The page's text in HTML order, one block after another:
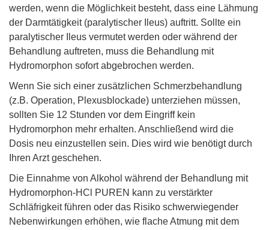
werden, wenn die Möglichkeit besteht, dass eine Lähmung
der Darmtätigkeit (paralytischer Ileus) auftritt. Sollte ein
paralytischer Ileus vermutet werden oder während der
Behandlung auftreten, muss die Behandlung mit
Hydromorphon sofort abgebrochen werden.
Wenn Sie sich einer zusätzlichen Schmerzbehandlung
(z.B. Operation, Plexusblockade) unterziehen müssen,
sollten Sie 12 Stunden vor dem Eingriff kein
Hydromorphon mehr erhalten. Anschließend wird die
Dosis neu einzustellen sein. Dies wird wie benötigt durch
Ihren Arzt geschehen.
Die Einnahme von Alkohol während der Behandlung mit
Hydromorphon-HCl PUREN kann zu verstärkter
Schläfrigkeit führen oder das Risiko schwerwiegender
Nebenwirkungen erhöhen, wie flache Atmung mit dem